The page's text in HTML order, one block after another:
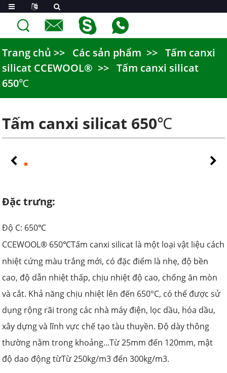
Trang chủ Các sản phẩm
Tấm canxi
silicat CCEWOOL®
Tấm canxi silicat
650℃
Tấm canxi silicat 650℃
Đặc trưng:
Độ C: 650℃
CCEWOOL® 650℃Tấm canxi silicat là một loại vật liệu cách
nhiệt cứng màu trắng mới, có đặc điểm là nhẹ, độ bền
cao, độ dẫn nhiệt thấp, chịu nhiệt độ cao, chống ăn mòn
và cắt. Khả năng chịu nhiệt lên đến 650°C, có thể được sử
dụng rộng rãi trong các nhà máy điện, lọc dầu, hóa dầu,
xây dựng và lĩnh vực chế tạo tàu thuyền. Độ dày thông
thường nằm trong khoảng...Từ 25mm đến 120mm, mật
độ dao động từTừ 250kg/m3 đến 300kg/m3.